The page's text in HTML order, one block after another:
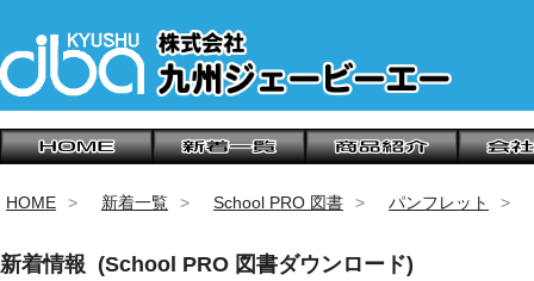
HOME 新着一覧 School PRO 図書 パンフレット
新着情報 (School PRO 図書ダウンロード)